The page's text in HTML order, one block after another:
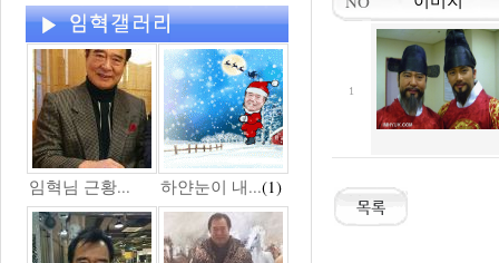
임혁님 근황... 하얀눈이 내...(1)
1